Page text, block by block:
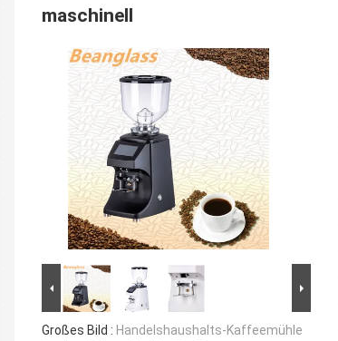
maschinell
Großes Bild : Handelshaushalts-Kaffeemühle